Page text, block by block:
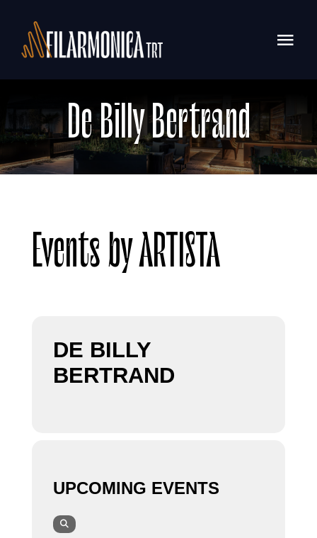
contenuto
CONCERTI
ABOUT
SOSTENITORI
CONTATTI
De Billy Bertrand
Events by ARTISTA
DE BILLY
BERTRAND
UPCOMING EVENTS